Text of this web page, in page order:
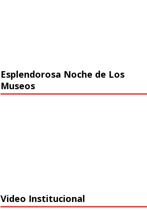
Esplendorosa Noche de Los
Museos
Video Institucional